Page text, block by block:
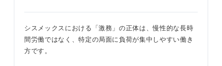
シスメックスにおける「激務」の正体は、慢性的な長時
間労働ではなく、特定の局面に負荷が集中しやすい働き
方です。